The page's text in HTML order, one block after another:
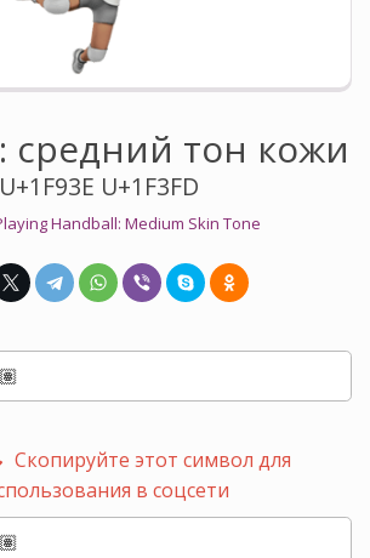
средний тон кожи
U+1F93E U+1F3FD
Handball: Medium Skin Tone
Скопируйте этот символ для
в соцсети